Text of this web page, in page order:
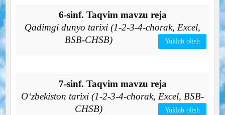
6-sinf. Taqvim mavzu reja
Qadimgi dunyo tarixi (1-2-3-4-chorak, Excel,
BSB-CHSB)
Yuklab olish
7-sinf. Taqvim mavzu reja
O‘zbekiston tarixi (1-2-3-4-chorak, Excel, BSB-
CHSB)
Yuklab olish